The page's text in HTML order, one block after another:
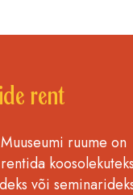
rent
ruume on
või